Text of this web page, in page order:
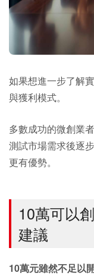
如果想進一步了解
與獲利模式。
多數成功的微創業
測試市場需求後逐
更有優勢。
10萬可以
建議
10萬元雖然不足以